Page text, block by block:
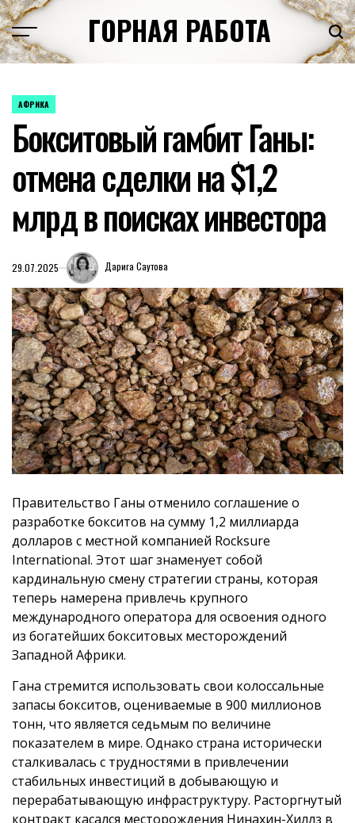
Перейти
к
содержимому
ГОРНАЯ РАБОТА
ОПУБЛИКОВАНО
АФРИКА
Бокситовый гамбит Ганы:
отмена сделки на $1,2
млрд в поисках инвестора
29.07.2025 Дарига Саутова
Правительство Ганы отменило соглашение о
разработке бокситов на сумму 1,2 миллиарда
долларов с местной компанией Rocksure
International. Этот шаг знаменует собой
кардинальную смену стратегии страны, которая
теперь намерена привлечь крупного
международного оператора для освоения одного
из богатейших бокситовых месторождений
Западной Африки.
Гана стремится использовать свои колоссальные
запасы бокситов, оцениваемые в 900 миллионов
тонн, что является седьмым по величине
показателем в мире. Однако страна исторически
сталкивалась с трудностями в привлечении
стабильных инвестиций в добывающую и
перерабатывающую инфраструктуру. Расторгнутый
контракт касался месторождения Нинахин-Хиллз в